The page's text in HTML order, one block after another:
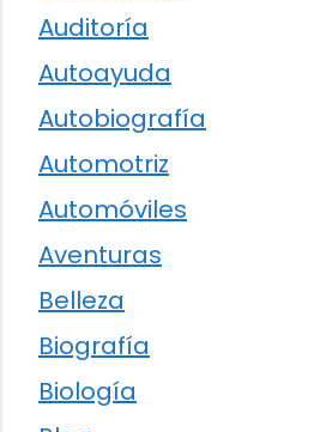
Auditoría
Autoayuda
Autobiografía
Automotriz
Automóviles
Aventuras
Belleza
Biografía
Biología